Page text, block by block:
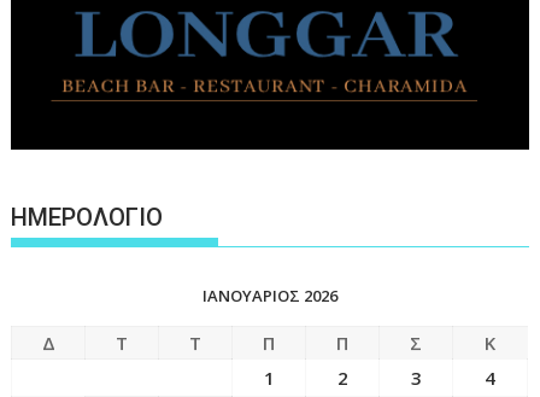
ΗΜΕΡΟΛΟΓΙΟ
ΙΑΝΟΥΆΡΙΟΣ 2026
Δ Τ Τ Π Π Σ
Κ
1
2 3
4